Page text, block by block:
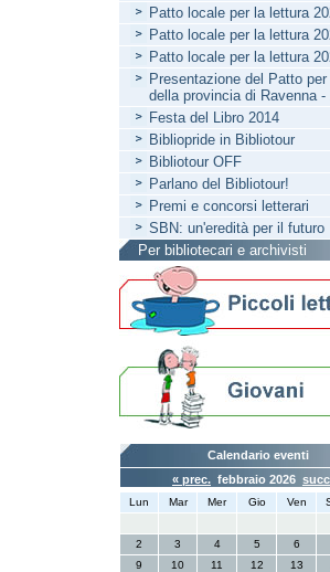
Patto locale per la lettura
Patto locale per la lettura
Patto locale per la lettura
Presentazione del Patto
della provincia di Ravenna -
Festa del Libro 2014
Bibliopride in Bibliotour
Bibliotour OFF
Parlano del Bibliotour!
Premi e concorsi letterari
SBN: un'eredità per il futuro
Per bibliotecari e archivisti
Calendario eventi
« prec. febbraio 2026
Lun Mar Mer Gio Ven
2
3 4 5 6
9
10 11 12 13